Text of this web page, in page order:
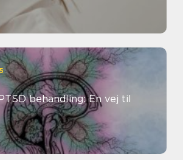
behandling: En vej til